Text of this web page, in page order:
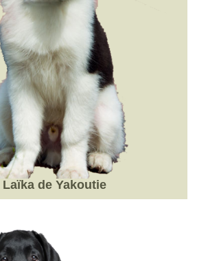
Laïka de Yakoutie